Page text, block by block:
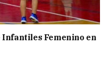
Infantiles Femenino en